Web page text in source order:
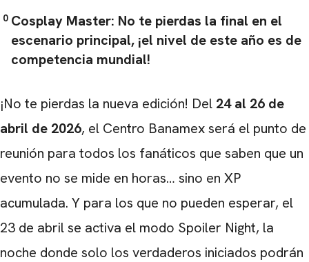
Cosplay Master: No te pierdas la final en el
escenario principal, ¡el nivel de este año es de
competencia mundial!
¡No te pierdas la nueva edición! Del 24 al 26 de
abril de 2026, el Centro Banamex será el punto de
reunión para todos los fanáticos que saben que un
evento no se mide en horas… sino en XP
acumulada. Y para los que no pueden esperar, el
23 de abril se activa el modo Spoiler Night, la
noche donde solo los verdaderos iniciados podrán